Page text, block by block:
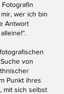
wer ich bin
Antwort
von
Punkt ihres
mit sich selbst